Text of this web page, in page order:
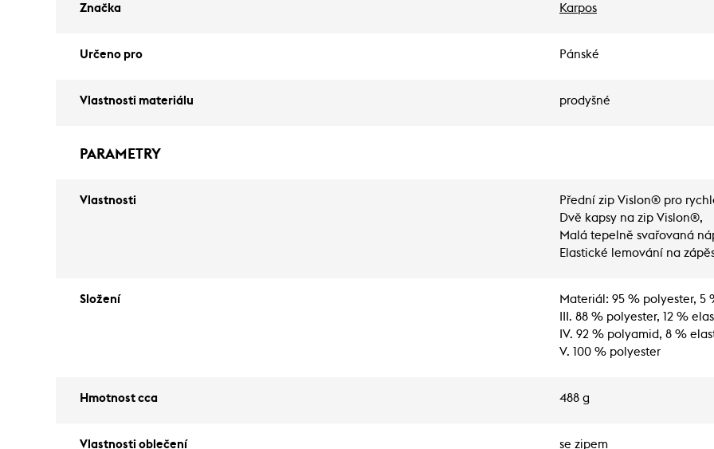
Značka Karpos
Určeno pro Pánské
Vlastnosti materiálu prodyšné
PARAMETRY
Vlastnosti
Přední zip Vislon® pro
Dvě kapsy na zip Vislon®,
Malá tepelně svařovaná
Elastické lemování na
Složení
Materiál: 95 % polyester, 5
III. 88 % polyester, 12 %
IV. 92 % polyamid, 8 %
V. 100 % polyester
Hmotnost cca 488 g
Vlastnosti oblečení se zipem